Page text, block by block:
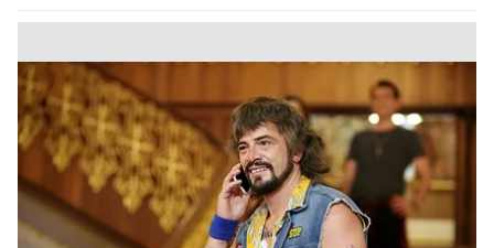
vasıtasıyla belirleyebilirsiniz. Çerezlere ilişkin detaylı bilgi
için Ayarlar butonuna tıklayabilir,Çerez Bilgilendirme
Metnimizi ziyaret edebilirsiniz.
6698 sayılı Kişisel Verilerin Korunması Kanunu uyarınca
hazırlanmış Aydınlatma Metnimizi okumak ve sitemizde
ilgili mevzuata uygun olarak kullanılan çerezlerle ilgili bilgi